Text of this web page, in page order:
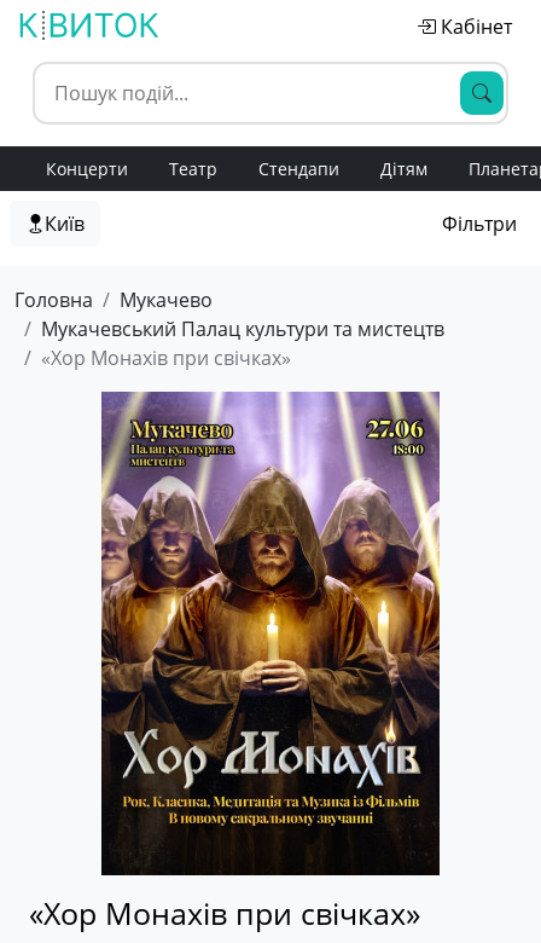
Кабінет
Концерти Театр Стендапи Дітям
Київ Фільтри
Головна
Мукачево
Мукачевський Палац культури та мистецтв
«Хор Монахів при свічках»
«Хор Монахів при свічках»